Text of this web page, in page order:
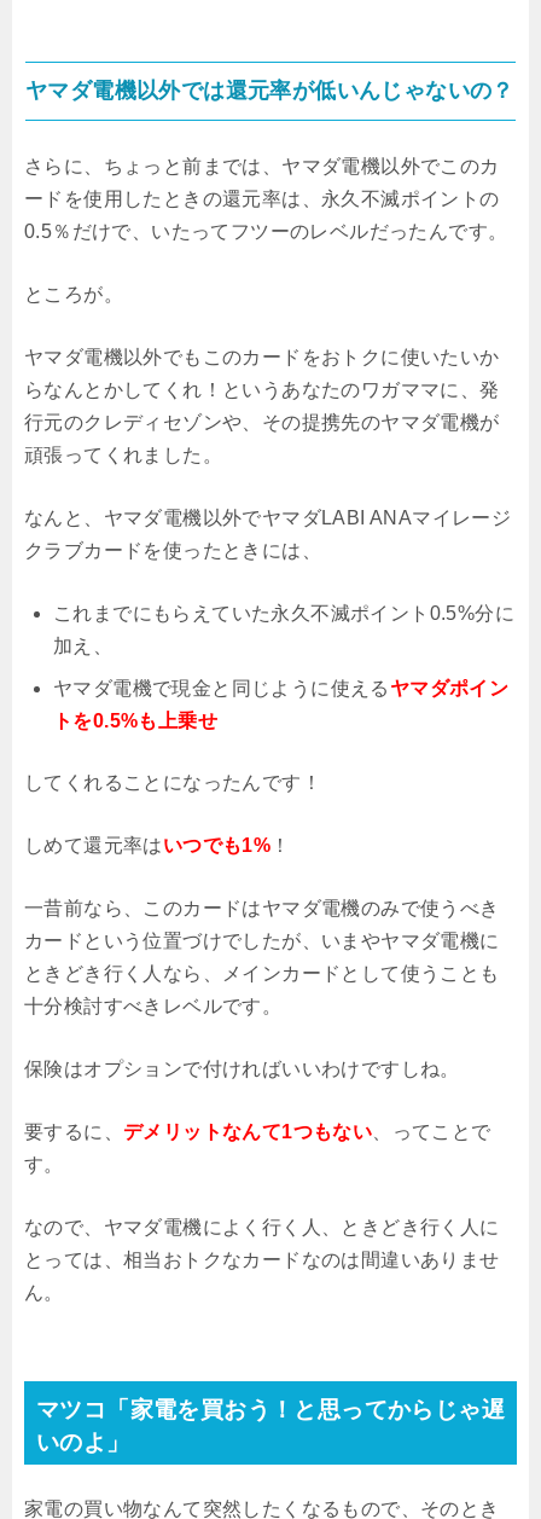
ヤマダ電機以外では還元率が低いんじゃないの？
さらに、ちょっと前までは、ヤマダ電機以外でこのカ
ードを使用したときの還元率は、永久不滅ポイントの
0.5％だけで、いたってフツーのレベルだったんです。
ところが。
ヤマダ電機以外でもこのカードをおトクに使いたいか
らなんとかしてくれ！というあなたのワガママに、発
行元のクレディセゾンや、その提携先のヤマダ電機が
頑張ってくれました。
なんと、ヤマダ電機以外でヤマダLABI ANAマイレージ
クラブカードを使ったときには、
これまでにもらえていた永久不滅ポイント0.5%分に
加え、
ヤマダ電機で現金と同じように使える ヤマダポイン
トを0.5%も上乗せ
してくれることになったんです！
しめて還元率はいつでも1% ！
一昔前なら、このカードはヤマダ電機のみで使うべき
カードという位置づけでしたが、いまやヤマダ電機に
ときどき行く人なら、メインカードとして使うことも
十分検討すべきレベルです。
保険はオプションで付ければいいわけですしね。
要するに、 デメリットなんて1つもない 、ってことで
す。
なので、ヤマダ電機によく行く人、ときどき行く人に
とっては、相当おトクなカードなのは間違いありませ
ん。
マツコ「家電を買おう！と思ってからじゃ遅
いのよ」
家電の買い物なんて突然したくなるもので、そのとき